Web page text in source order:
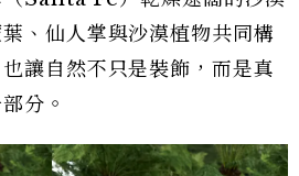
、仙人掌與沙漠植物共同構
讓自然不只是裝飾，而是真
分。